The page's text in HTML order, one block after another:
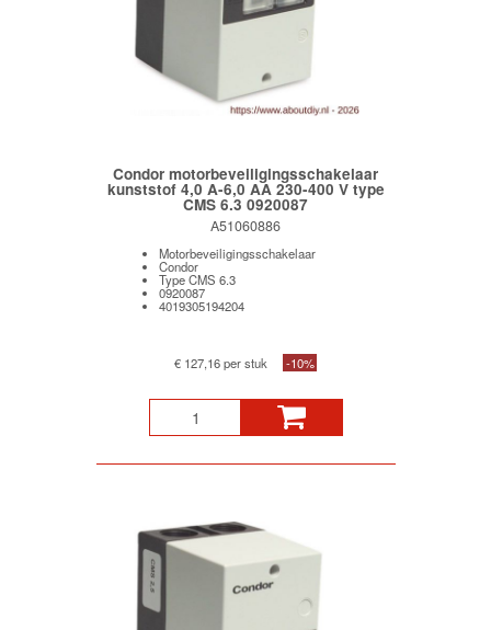
Condor motorbeveiligingsschakelaar
kunststof 4,0 A-6,0 AA 230-400 V type
CMS 6.3 0920087
A51060886
Motorbeveiligingsschakelaar
Condor
Type CMS 6.3
0920087
4019305194204
€ 127,16 per stuk -10%